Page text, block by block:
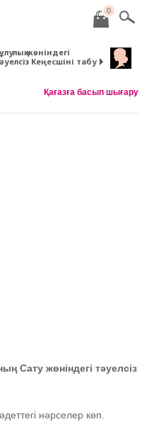
0
жөніндегі
Кеңесшіні табу
Қағазға басып шығару
Сату жөніндегі тәуелсіз
нәрселер көп.